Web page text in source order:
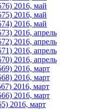
2016, май
2016, май
2016, май
2016, апрель
2016, апрель
2016, апрель
2016, апрель
2016, март
2016, март
2016, март
2016, март
2016, март